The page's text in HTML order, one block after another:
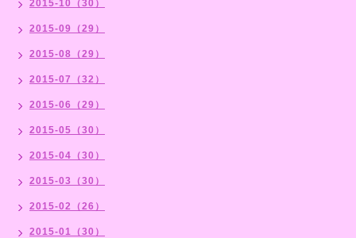
2015-10（30）
2015-09（29）
2015-08（29）
2015-07（32）
2015-06（29）
2015-05（30）
2015-04（30）
2015-03（30）
2015-02（26）
2015-01（30）